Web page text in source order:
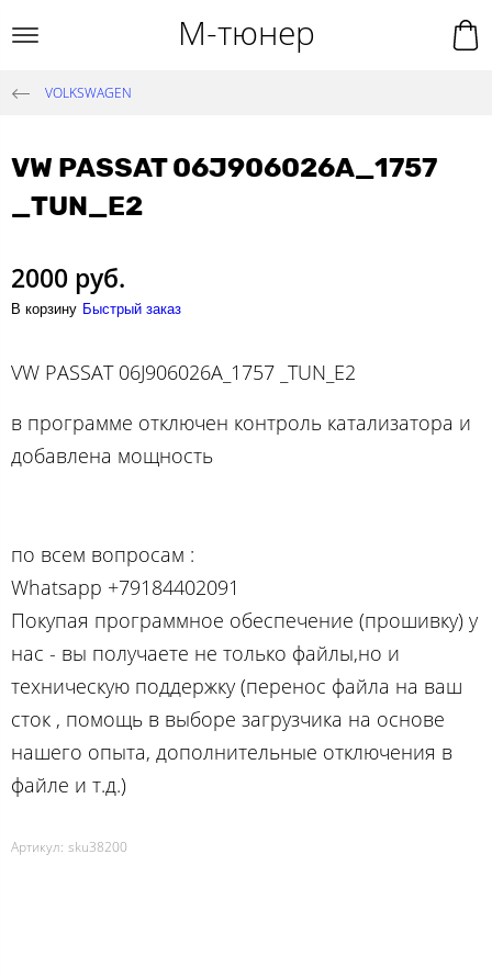
М-тюнер
VOLKSWAGEN
VW PASSAT 06J906026A_1757
_TUN_E2
2000 руб.
В корзину Быстрый заказ
VW PASSAT 06J906026A_1757 _TUN_E2
в программе отключен контроль катализатора и
добавлена мощность
по вcем вопросам :
Whatsapp +79184402091
Покупая программное обеспечение (прошивку) у
нас - вы получаете не только файлы,но и
техническую поддержку (перенос файла на ваш
сток , помощь в выборе загрузчика на основе
нашего опыта, дополнительные отключения в
файле и т.д.)
Артикул: sku38200